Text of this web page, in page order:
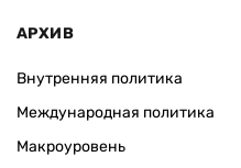
АРХИВ
Внутренняя политика
Международная политика
Макроуровень